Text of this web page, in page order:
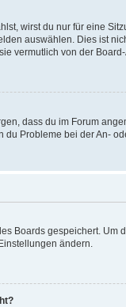
wirst du nur für eine
auswählen. Dies ist
vermutlich von der
dass du im Forum
Probleme bei der An-
Boards gespeichert.
ändern.